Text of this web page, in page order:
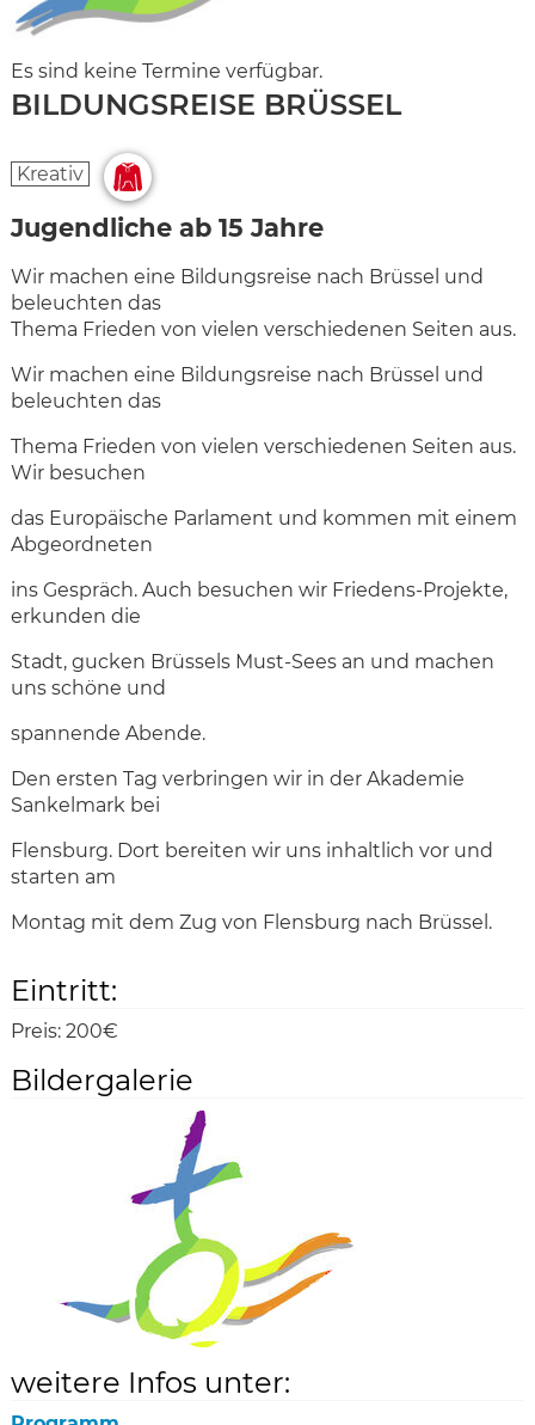
Es sind keine Termine verfügbar.
BILDUNGSREISE BRÜSSEL
Kreativ
Jugendliche ab 15 Jahre
Wir machen eine Bildungsreise nach Brüssel und
beleuchten das
Thema Frieden von vielen verschiedenen Seiten aus.
Wir machen eine Bildungsreise nach Brüssel und
beleuchten das
Thema Frieden von vielen verschiedenen Seiten aus.
Wir besuchen
das Europäische Parlament und kommen mit einem
Abgeordneten
ins Gespräch. Auch besuchen wir Friedens-Projekte,
erkunden die
Stadt, gucken Brüssels Must-Sees an und machen
uns schöne und
spannende Abende.
Den ersten Tag verbringen wir in der Akademie
Sankelmark bei
Flensburg. Dort bereiten wir uns inhaltlich vor und
starten am
Montag mit dem Zug von Flensburg nach Brüssel.
Eintritt:
Preis: 200€
Bildergalerie
weitere Infos unter: